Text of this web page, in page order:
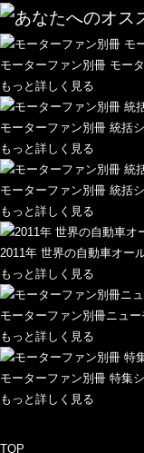
モーターファン別冊 モー
もっと詳しく見る
モーターファン別冊 統括
もっと詳しく見る
モーターファン別冊 統括
もっと詳しく見る
2011年 世界の自動車オー
もっと詳しく見る
モーターファン別冊ニュ
もっと詳しく見る
モーターファン別冊 特集
もっと詳しく見る
TOP